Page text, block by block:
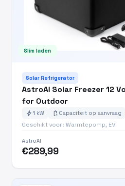
Slim laden
Solar Refrigerator
AstroAI Solar Freezer 12
for Outdoor
bolt1 kW battery_charging_full Capaciteit op aanvraag
Geschikt voor: Warmtepomp, EV
AstroAI
€289,99